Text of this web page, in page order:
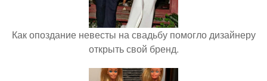
Как опоздание невесты на свадьбу помогло дизайнеру
открыть свой бренд.